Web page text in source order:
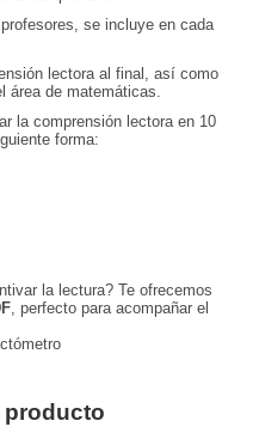
se incluye en cada
lectora al final, así como
área de matemáticas.
la comprensión lectora en 10
forma:
la lectura? Te ofrecemos
, perfecto para acompañar el
producto